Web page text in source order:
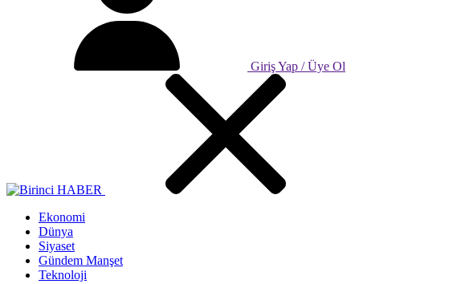
Giriş Yap / Üye Ol
Ekonomi
Dünya
Siyaset
Gündem Manşet
Teknoloji